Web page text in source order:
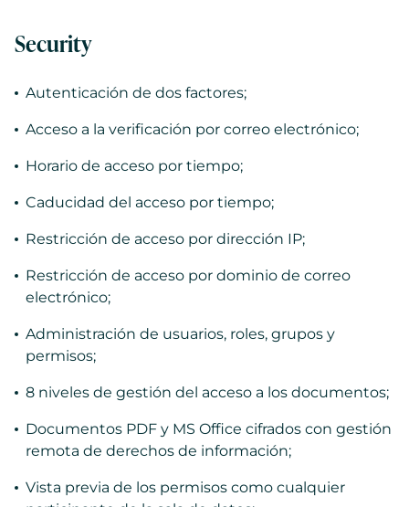
Security
Autenticación de dos factores;
Acceso a la verificación por correo electrónico;
Horario de acceso por tiempo;
Caducidad del acceso por tiempo;
Restricción de acceso por dirección IP;
Restricción de acceso por dominio de correo
electrónico;
Administración de usuarios, roles, grupos y
permisos;
8 niveles de gestión del acceso a los documentos;
Documentos PDF y MS Office cifrados con gestión
remota de derechos de información;
Vista previa de los permisos como cualquier